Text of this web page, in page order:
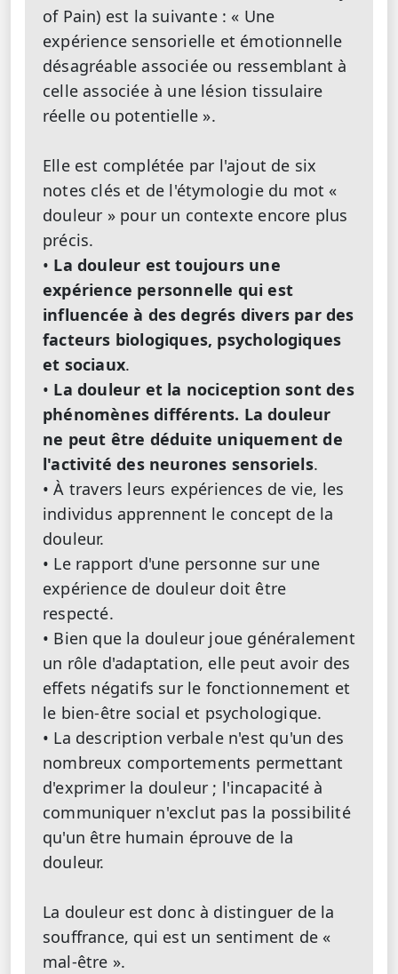
of Pain) est la suivante : « Une
expérience sensorielle et émotionnelle
désagréable associée ou ressemblant à
celle associée à une lésion tissulaire
réelle ou potentielle ».
Elle est complétée par l'ajout de six
notes clés et de l'étymologie du mot «
douleur » pour un contexte encore plus
précis.
• La douleur est toujours une
expérience personnelle qui est
influencée à des degrés divers par des
facteurs biologiques, psychologiques
et sociaux.
• La douleur et la nociception sont des
phénomènes différents. La douleur
ne peut être déduite uniquement de
l'activité des neurones sensoriels.
• À travers leurs expériences de vie, les
individus apprennent le concept de la
douleur.
• Le rapport d'une personne sur une
expérience de douleur doit être
respecté.
• Bien que la douleur joue généralement
un rôle d'adaptation, elle peut avoir des
effets négatifs sur le fonctionnement et
le bien-être social et psychologique.
• La description verbale n'est qu'un des
nombreux comportements permettant
d'exprimer la douleur ; l'incapacité à
communiquer n'exclut pas la possibilité
qu'un être humain éprouve de la
douleur.
La douleur est donc à distinguer de la
souffrance, qui est un sentiment de «
mal-être ».